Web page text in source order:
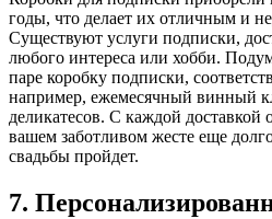
годы, что делает их отличным и
Существуют услуги подписки,
любого интереса или хобби.
паре коробку подписки,
например, ежемесячный винный
деликатесов. С каждой доставкой
вашем заботливом жесте еще
свадьбы пройдет.
7.